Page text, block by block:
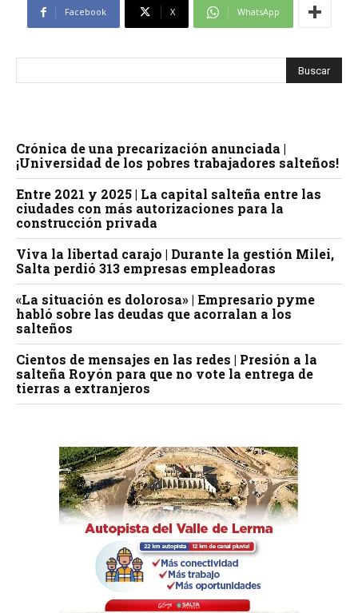
Facebook X WhatsApp
Crónica de una precarización anunciada |
¡Universidad de los pobres trabajadores salteños!
Entre 2021 y 2025 | La capital salteña entre las
ciudades con más autorizaciones para la
construcción privada
Viva la libertad carajo | Durante la gestión Milei,
Salta perdió 313 empresas empleadoras
«La situación es dolorosa» | Empresario pyme
habló sobre las deudas que acorralan a los
salteños
Cientos de mensajes en las redes | Presión a la
salteña Royón para que no vote la entrega de
tierras a extranjeros